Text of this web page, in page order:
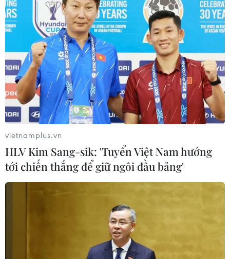
Siết xe quá tải: Phạt nguội qua hình ảnh,
xử lý từ đầu nguồn hàng
09/01/2023 09:18
Cục Đường bộ Việt Nam sẽ mua sắm, sử dụng thiết bị
để ghi lại hình ảnh phương tiện chở hàng quá tải vi
phạm làm căn cứ xử phạt nguội và xử lý từ đầu nguồn
hàng nhằm ngăn chặn xe quá tải.
vietnamplus.vn
HLV Kim Sang-sik: 'Tuyển Việt Nam hướng
tới chiến thắng để giữ ngôi đầu bảng'